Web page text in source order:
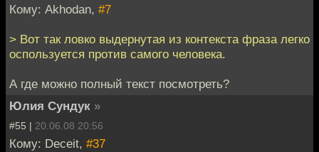
Кому: Akhodan, #7
> Вот так ловко выдернутая из контекста фраза легко
оспользуется против самого человека.
А где можно полный текст посмотреть?
Юлия Сундук »
#55 | 20.06.08 20:56
Кому: Deceit, #37